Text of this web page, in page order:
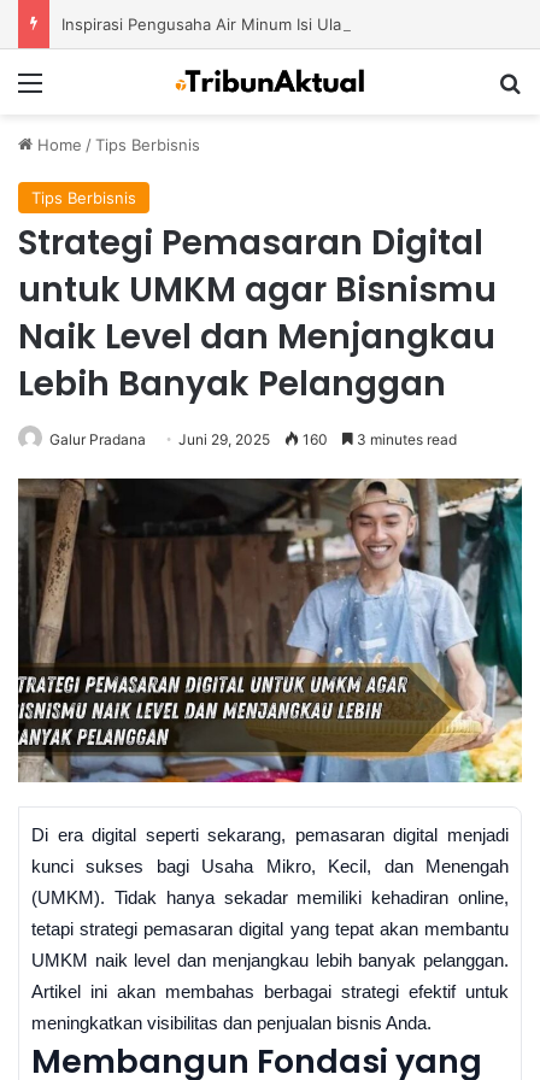
Home /Tips Berbisnis
Tips Berbisnis
Strategi Pemasaran Digital
untuk UMKM agar Bisnismu
Naik Level dan Menjangkau
Lebih Banyak Pelanggan
Galur Pradana Juni 29, 2025 160 3 minutes read
Di era digital seperti sekarang, pemasaran digital menjadi
kunci sukses bagi Usaha Mikro, Kecil, dan Menengah
(UMKM). Tidak hanya sekadar memiliki kehadiran online,
tetapi strategi pemasaran digital yang tepat akan membantu
UMKM naik level dan menjangkau lebih banyak pelanggan.
Artikel ini akan membahas berbagai strategi efektif untuk
meningkatkan visibilitas dan penjualan bisnis Anda.
Membangun Fondasi yang